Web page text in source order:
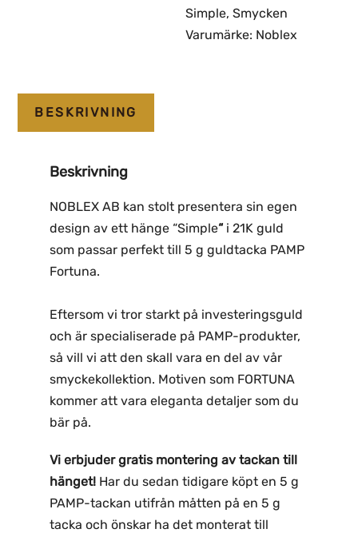
Simple,Smycken
Varumärke: Noblex
BESKRIVNING
Beskrivning
NOBLEX AB kan stolt presentera sin egen
design av ett hänge “Simple“ i 21K guld
som passar perfekt till 5 g guldtacka PAMP
Fortuna.
Eftersom vi tror starkt på investeringsguld
och är specialiserade på PAMP-produkter,
så vill vi att den skall vara en del av vår
smyckekollektion. Motiven som FORTUNA
kommer att vara eleganta detaljer som du
bär på.
Vi erbjuder gratis montering av tackan till
hänget! Har du sedan tidigare köpt en 5 g
PAMP-tackan utifrån måtten på en 5 g
tacka och önskar ha det monterat till